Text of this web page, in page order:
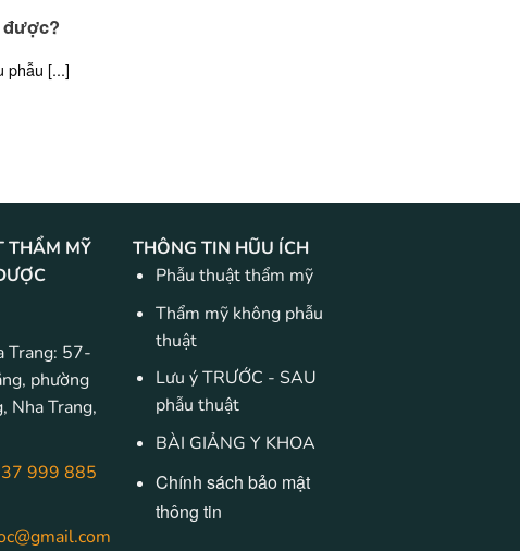
phẫu [...]
THẨM MỸ
Trang: 57-
phường
Nha Trang,
999 885
THÔNG TIN HŨU ÍCH
Phẫu thuật thẩm mỹ
Thẩm mỹ không phẫu
thuật
Lưu ý TRƯỚC - SAU
phẫu thuật
BÀI GIẢNG Y KHOA
Chính sách bảo mật
thông tin